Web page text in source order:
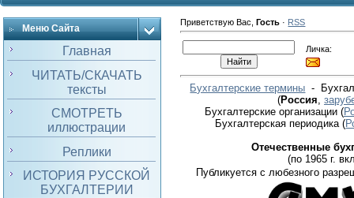
Меню Сайта
Главная
ЧИТАТЬ/СКАЧАТЬ
тексты
СМОТРЕТЬ
иллюстрации
Реплики
ИСТОРИЯ РУССКОЙ
БУХГАЛТЕРИИ
Приветствую Вас ,Гость · RSS
Личка:
Бухгалтерские термины -
(Россия
Бухгалтерские организации (
Бухгалтерская периодика(
Отечественные
(по 1965 г.
Публикуется с любезного